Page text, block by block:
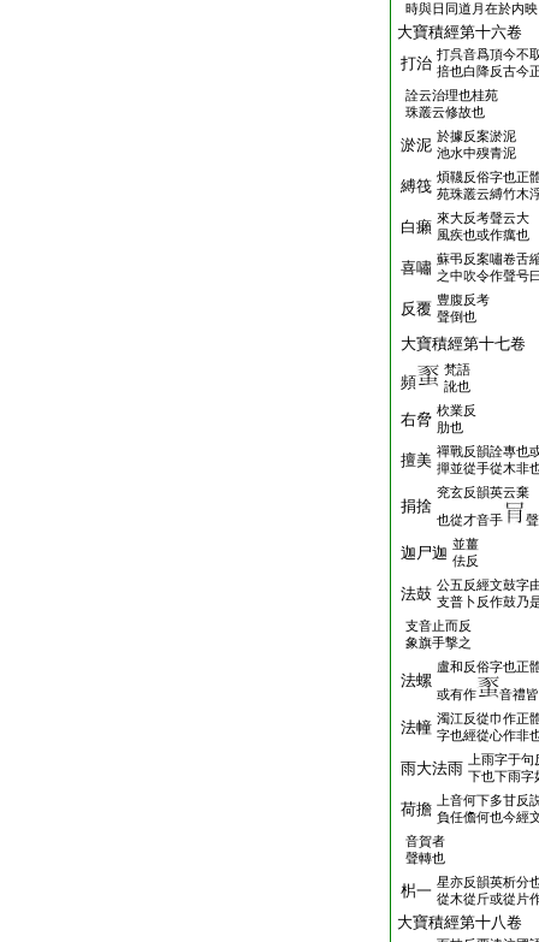
時與日同道月在於内
大寶積經第十六卷
打治 打呉音爲頂今不
掊也白降反古今
詮云治理也桂苑
珠叢云修故也
淤泥 於據反案淤泥
池水中殠青泥
縛筏 煩韈反俗字也正
苑珠叢云縛竹木
白癩 來大反考聲云大
風疾也或作癘也
喜嘯 蘇弔反案嘯卷舌
之中吹令作聲号
反覆 豊腹反考
聲倒也
大寶積經第十七
頻
梵語
訛也
右脅 杴業反
肋也
擅美 禪戰反韻詮專也
撣並從手從木非
捐捨
兖玄反韻英云棄
也從才音手
聲
迦尸迦 並薑
佉反
法鼓 公五反經文鼓字
支普卜反作鼓乃
支音止而反
象旗手撃之
法螺
盧和反俗字也正
或有作
音禮
法幢 濁江反從巾作正
字也經從心作非
雨大法雨
上雨字于
下也下雨字
荷擔
上音何下多甘反
負任儋何也今經
音賀者
聲轉也
㭊一 星亦反韻英析分
從木從斤或從片
大寶積經第十八卷